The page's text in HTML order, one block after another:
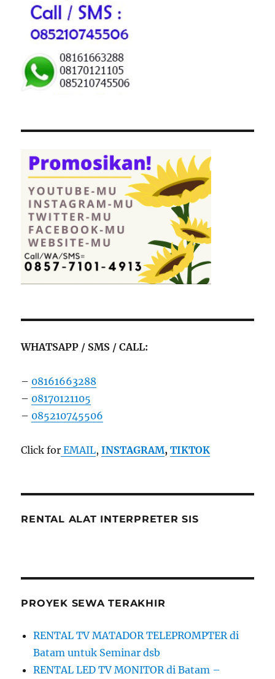
WHATSAPP / SMS / CALL:
– 08161663288
– 08170121105
– 085210745506
Click for EMAIL, INSTAGRAM, TIKTOK
RENTAL ALAT INTERPRETER SIS
PROYEK SEWA TERAKHIR
RENTAL TV MATADOR TELEPROMPTER di
Batam untuk Seminar dsb
RENTAL LED TV MONITOR di Batam –